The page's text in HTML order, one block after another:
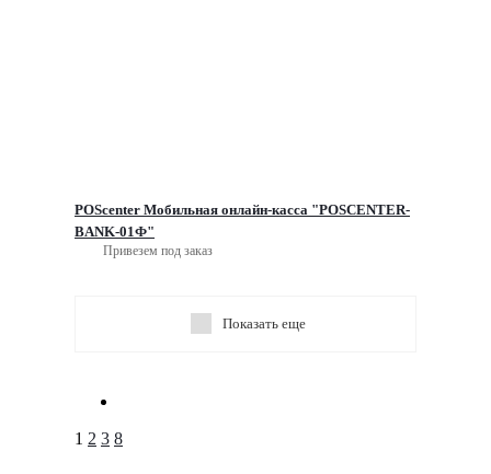
POScenter Мобильная онлайн-касса "POSCENTER-
BANK-01Ф"
Привезем под заказ
Показать еще
1 2 3 8